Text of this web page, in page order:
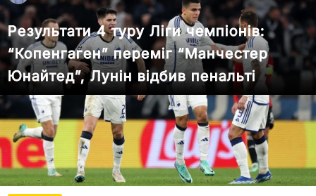
Результати 4 туру Ліги чемпіонів:
“Копенгаген” переміг “Манчестер
Юнайтед”, Лунін відбив пенальті